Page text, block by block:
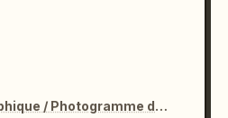
Image cinématographique / Photogramme de film